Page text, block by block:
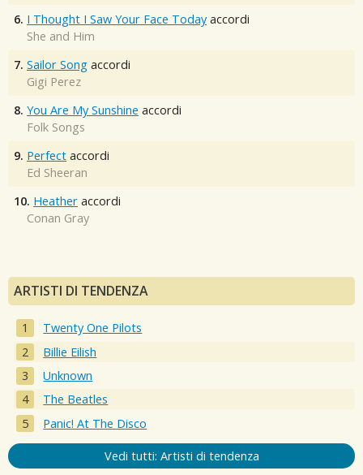
6. I Thought I Saw Your Face Today accordi
She and Him
7. Sailor Song accordi
Gigi Perez
8. You Are My Sunshine accordi
Folk Songs
9. Perfect accordi
Ed Sheeran
10. Heather accordi
Conan Gray
ARTISTI DI TENDENZA
Twenty One Pilots
Billie Eilish
Unknown
The Beatles
Panic! At The Disco
Vedi tutti: Artisti di tendenza